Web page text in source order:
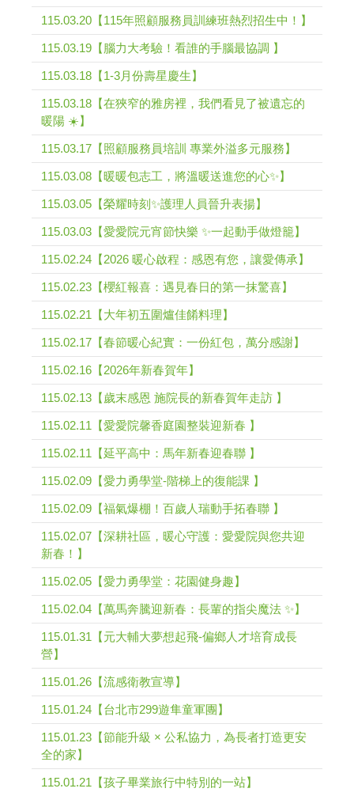
115.03.20【115年照顧服務員訓練班熱烈招生中！】
115.03.19【腦力大考驗！看誰的手腦最協調 】
115.03.18【1-3月份壽星慶生】
115.03.18【在狹窄的雅房裡，我們看見了被遺忘的
暖陽 ☀️】
115.03.17【照顧服務員培訓 專業外溢多元服務】
115.03.08【暖暖包志工，將溫暖送進您的心✨】
115.03.05【榮耀時刻✨護理人員晉升表揚】
115.03.03【愛愛院元宵節快樂 ✨一起動手做燈籠】
115.02.24【2026 暖心啟程：感恩有您，讓愛傳承】
115.02.23【櫻紅報喜：遇見春日的第一抹驚喜】
115.02.21【大年初五圍爐佳餚料理】
115.02.17【春節暖心紀實：一份紅包，萬分感謝】
115.02.16【2026年新春賀年】
115.02.13【歲末感恩 施院長的新春賀年走訪 】
115.02.11【愛愛院馨香庭園整裝迎新春 】
115.02.11【延平高中：馬年新春迎春聯 】
115.02.09【愛力勇學堂-階梯上的復能課 】
115.02.09【福氣爆棚！百歲人瑞動手拓春聯 】
115.02.07【深耕社區，暖心守護：愛愛院與您共迎
新春！】
115.02.05【愛力勇學堂：花園健身趣】
115.02.04【萬馬奔騰迎新春：長輩的指尖魔法 ✨】
115.01.31【元大輔大夢想起飛-偏鄉人才培育成長
營】
115.01.26【流感衛教宣導】
115.01.24【台北市299遊隼童軍團】
115.01.23【節能升級 × 公私協力，為長者打造更安
全的家】
115.01.21【孩子畢業旅行中特別的一站】